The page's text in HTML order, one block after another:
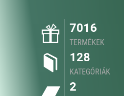
7016
TERMÉKEK
128
KATEGÓRIÁK
2